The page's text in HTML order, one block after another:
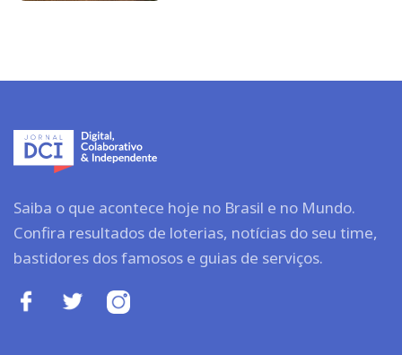
Saiba o que acontece hoje no Brasil e no Mundo.
Confira resultados de loterias, notícias do seu time,
bastidores dos famosos e guias de serviços.